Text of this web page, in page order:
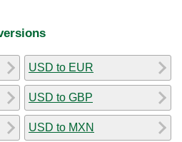
USD to EUR
USD to GBP
USD to MXN